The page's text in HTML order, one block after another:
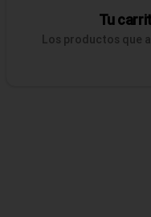
Tu
Los productos que